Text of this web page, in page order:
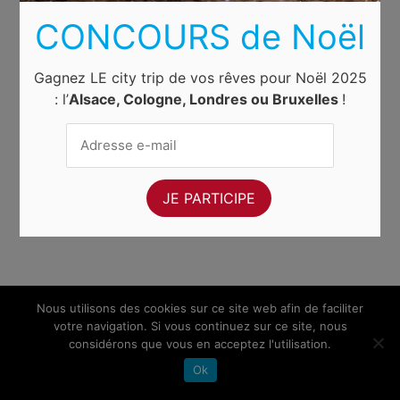
Nous utilisons des cookies sur ce site web afin de faciliter
votre navigation. Si vous continuez sur ce site, nous
considérons que vous en acceptez l'utilisation.
Ok
CONCOURS de Noël
Gagnez LE city trip de vos rêves pour Noël 2025
: l’Alsace, Cologne, Londres ou Bruxelles !